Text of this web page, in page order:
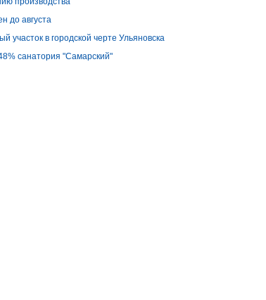
до августа
в городской черте Улья­новска
санатория "Самарский"